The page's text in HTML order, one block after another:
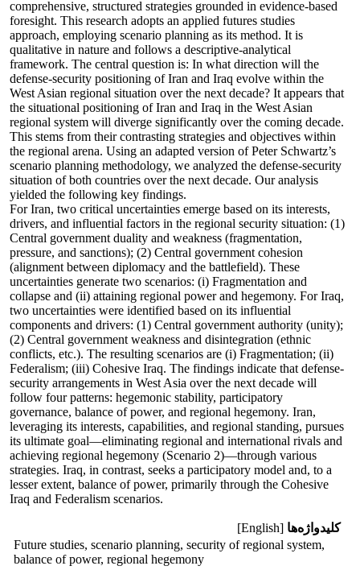
comprehensive, structured strategies grounded in evidence-based
foresight. This research adopts an applied futures studies
approach, employing scenario planning as its method. It is
qualitative in nature and follows a descriptive-analytical
framework. The central question is: In what direction will the
defense-security positioning of Iran and Iraq evolve within the
West Asian regional situation over the next decade? It appears that
the situational positioning of Iran and Iraq in the West Asian
regional system will diverge significantly over the coming decade.
This stems from their contrasting strategies and objectives within
the regional arena. Using an adapted version of Peter Schwartz’s
scenario planning methodology, we analyzed the defense-security
situation of both countries over the next decade. Our analysis
yielded the following key findings.
For Iran, two critical uncertainties emerge based on its interests,
drivers, and influential factors in the regional security situation: (1)
Central government duality and weakness (fragmentation,
pressure, and sanctions); (2) Central government cohesion
(alignment between diplomacy and the battlefield). These
uncertainties generate two scenarios: (i) Fragmentation and
collapse and (ii) attaining regional power and hegemony. For Iraq,
two uncertainties were identified based on its influential
components and drivers: (1) Central government authority (unity);
(2) Central government weakness and disintegration (ethnic
conflicts, etc.). The resulting scenarios are (i) Fragmentation; (ii)
Federalism; (iii) Cohesive Iraq. The findings indicate that defense-
security arrangements in West Asia over the next decade will
follow four patterns: hegemonic stability, participatory
governance, balance of power, and regional hegemony. Iran,
leveraging its interests, capabilities, and regional standing, pursues
its ultimate goal—eliminating regional and international rivals and
achieving regional hegemony (Scenario 2)—through various
strategies. Iraq, in contrast, seeks a participatory model and, to a
lesser extent, balance of power, primarily through the Cohesive
Iraq and Federalism scenarios.
کلیدواژه‌ها [English]
Future studies, scenario planning, security of regional system,
balance of power, regional hegemony